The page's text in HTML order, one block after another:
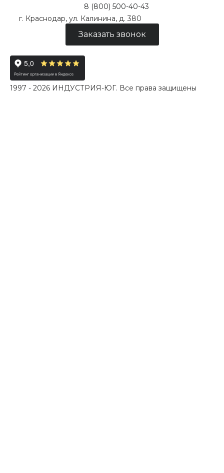
8 (800) 500-40-43
г. Краснодар, ул. Калинина, д. 380
Заказать звонок
1997 - 2026 ИНДУСТРИЯ-ЮГ. Все права защищены